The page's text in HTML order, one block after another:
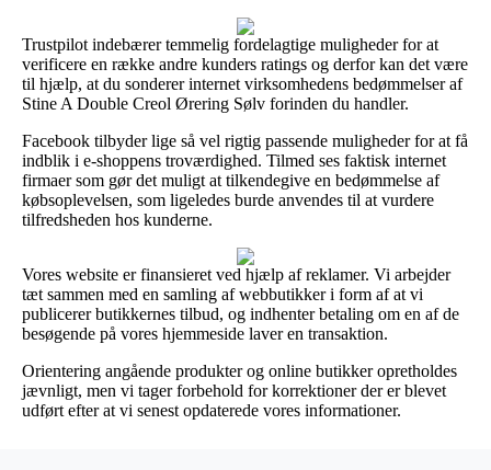
Trustpilot indebærer temmelig fordelagtige muligheder for at
verificere en række andre kunders ratings og derfor kan det være
til hjælp, at du sonderer internet virksomhedens bedømmelser af
Stine A Double Creol Ørering Sølv forinden du handler.
Facebook tilbyder lige så vel rigtig passende muligheder for at få
indblik i e-shoppens troværdighed. Tilmed ses faktisk internet
firmaer som gør det muligt at tilkendegive en bedømmelse af
købsoplevelsen, som ligeledes burde anvendes til at vurdere
tilfredsheden hos kunderne.
Vores website er finansieret ved hjælp af reklamer. Vi arbejder
tæt sammen med en samling af webbutikker i form af at vi
publicerer butikkernes tilbud, og indhenter betaling om en af de
besøgende på vores hjemmeside laver en transaktion.
Orientering angående produkter og online butikker opretholdes
jævnligt, men vi tager forbehold for korrektioner der er blevet
udført efter at vi senest opdaterede vores informationer.